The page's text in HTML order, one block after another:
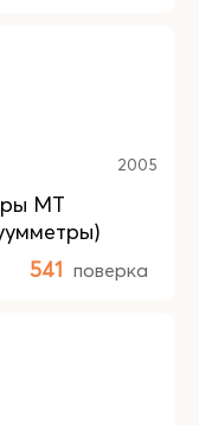
2005
МТ
541 поверка